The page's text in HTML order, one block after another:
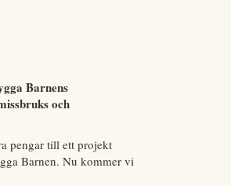
Barnens
och
pengar till ett projekt
Barnen. Nu kommer vi